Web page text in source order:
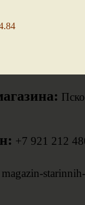
+7 921 212
magazin-